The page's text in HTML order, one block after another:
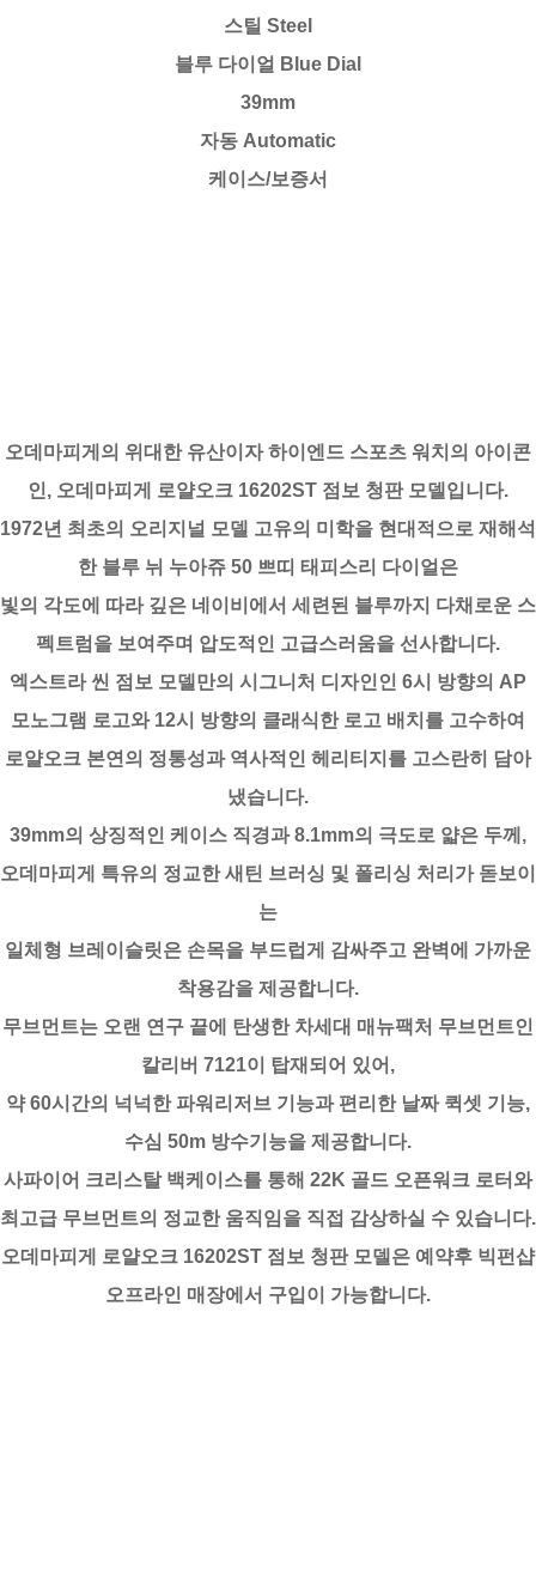
스틸 Steel
블루 다이얼 Blue Dial
39mm
자동 Automatic
케이스/보증서
오데마피게의 위대한 유산이자 하이엔드 스포츠 워치의 아이콘
인, 오데마피게 로얄오크 16202ST 점보 청판 모델입니다.
1972년 최초의 오리지널 모델 고유의 미학을 현대적으로 재해석
한 블루 뉘 누아쥬 50 쁘띠 태피스리 다이얼은
빛의 각도에 따라 깊은 네이비에서 세련된 블루까지 다채로운 스
펙트럼을 보여주며 압도적인 고급스러움을 선사합니다.
엑스트라 씬 점보 모델만의 시그니처 디자인인 6시 방향의 AP
모노그램 로고와 12시 방향의 클래식한 로고 배치를 고수하여
로얄오크 본연의 정통성과 역사적인 헤리티지를 고스란히 담아
냈습니다.
39mm의 상징적인 케이스 직경과 8.1mm의 극도로 얇은 두께,
오데마피게 특유의 정교한 새틴 브러싱 및 폴리싱 처리가 돋보이
는
일체형 브레이슬릿은 손목을 부드럽게 감싸주고 완벽에 가까운
착용감을 제공합니다.
무브먼트는 오랜 연구 끝에 탄생한 차세대 매뉴팩처 무브먼트인
칼리버 7121이 탑재되어 있어,
약 60시간의 넉넉한 파워리저브 기능과 편리한 날짜 퀵셋 기능,
수심 50m 방수기능을 제공합니다.
사파이어 크리스탈 백케이스를 통해 22K 골드 오픈워크 로터와
최고급 무브먼트의 정교한 움직임을 직접 감상하실 수 있습니다.
오데마피게 로얄오크 16202ST 점보 청판 모델은 예약후 빅펀샵
오프라인 매장에서 구입이 가능합니다.